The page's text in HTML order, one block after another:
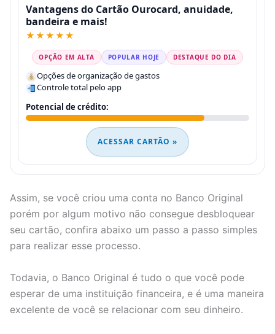
Vantagens do Cartão Ourocard, anuidade,
bandeira e mais!
★★★★★
OPÇÃO EM ALTA POPULAR HOJE DESTAQUE DO DIA
Opções de organização de gastos
Controle total pelo app
Potencial de crédito:
ACESSAR CARTÃO »
Assim, se você criou uma conta no Banco Original
porém por algum motivo não consegue desbloquear
seu cartão, confira abaixo um passo a passo simples
para realizar esse processo.
Todavia, o Banco Original é tudo o que você pode
esperar de uma instituição financeira, e é uma maneira
excelente de você se relacionar com seu dinheiro.